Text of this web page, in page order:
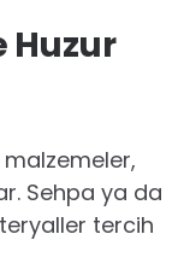
Huzur
Sehpa ya da
tercih